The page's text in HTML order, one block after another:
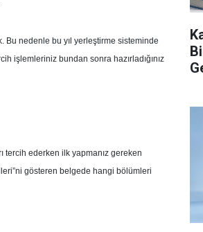
Bu nedenle bu yıl yerleştirme sisteminde
işlemleriniz bundan sonra hazırladığınız
tercih ederken ilk yapmanız gereken
gösteren belgede hangi bölümleri